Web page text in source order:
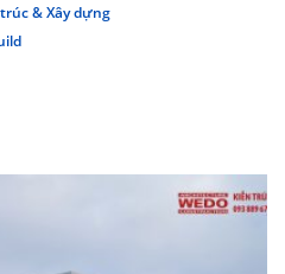
& Xây dựng